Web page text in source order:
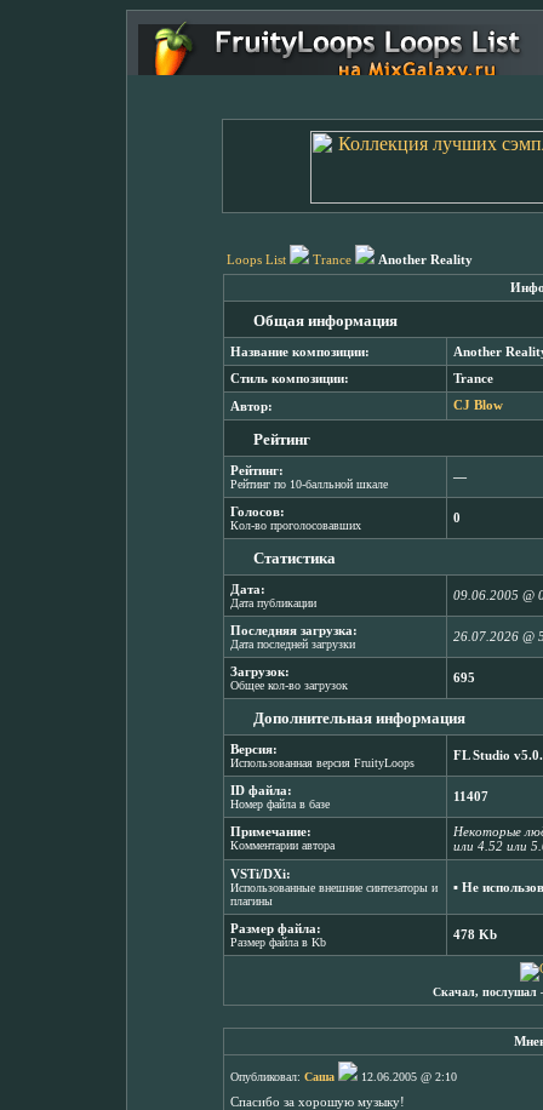
Loops List Trance Another Reality
Общая информация
Название композиции: Another
Стиль композиции: Trance
Автор: CJ Blow
Рейтинг
Рейтинг:
Рейтинг по 10-балльной шкале
―
Голосов:
Кол-во проголосовавших
0
Статистика
Дата:
Дата публикации
09.06.2005 @
Последняя загрузка:
Дата последней загрузки
26.07.2026 @
Загрузок:
Общее кол-во загрузок
695
Дополнительная информация
Версия:
Использованная версия FruityLoops
FL Studio
ID файла:
Номер файла в базе
11407
Примечание:
Комментарии автора
Некоторые
или 4.52 или
VSTi/DXi:
Использованные внешние синтезаторы и
плагины
▪ Не
Размер файла:
Размер файла в Kb
478 Kb
Скачал, послушал
Опубликовал: Саша
12.06.2005 @ 2:10
Спасибо за хорошую музыку!